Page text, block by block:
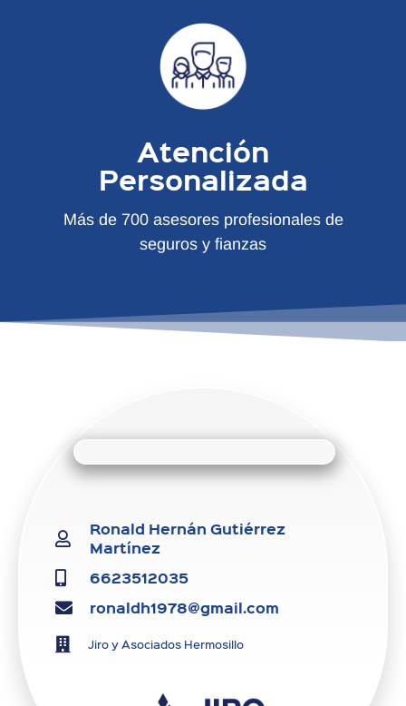
Atención
Personalizada
Más de 700 asesores profesionales de
seguros y fianzas
Ronald Hernán Gutiérrez
Martínez
6623512035
ronaldh1978@gmail.com
Jiro y Asociados Hermosillo